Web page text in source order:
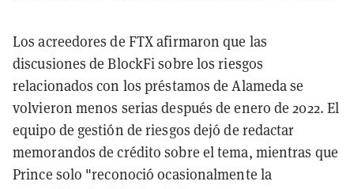
Los acreedores de FTX afirmaron que las
discusiones de BlockFi sobre los riesgos
relacionados con los préstamos de Alameda se
volvieron menos serias después de enero de 2022. El
equipo de gestión de riesgos dejó de redactar
memorandos de crédito sobre el tema, mientras que
Prince solo "reconoció ocasionalmente la